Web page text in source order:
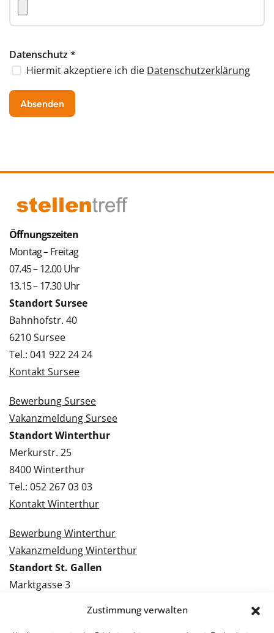
Zustimmung verwalten
Datenschutz*
Hiermit akzeptiere ich die Datenschutzerklärung
Öffnungszeiten
Montag – Freitag
07.45 – 12.00 Uhr
13.15 – 17.30 Uhr
Standort Sursee
Bahnhofstr. 40
6210 Sursee
Tel.: 041 922 24 24
Kontakt Sursee
Bewerbung Sursee
Vakanzmeldung Sursee
Standort Winterthur
Merkurstr. 25
8400 Winterthur
Tel.: 052 267 03 03
Kontakt Winterthur
Bewerbung Winterthur
Vakanzmeldung Winterthur
Standort St. Gallen
Marktgasse 3